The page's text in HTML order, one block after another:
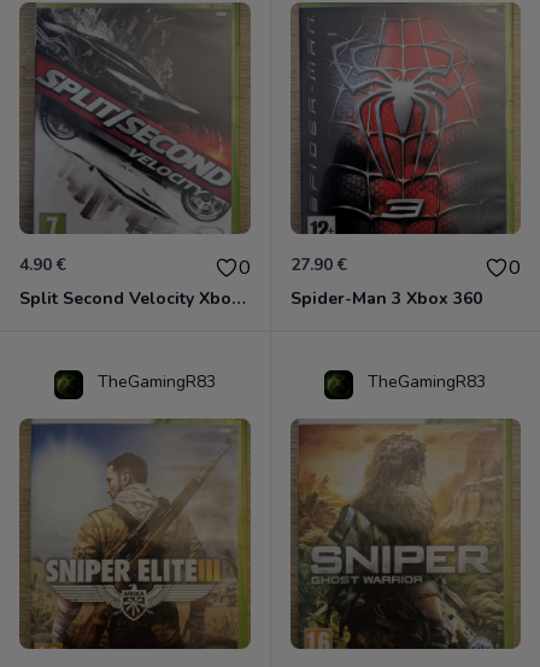
4.90 € 0
Split Second Velocity Xbox 360
27.90 € 0
Spider-Man 3 Xbox 360
TheGamingR83 TheGamingR83